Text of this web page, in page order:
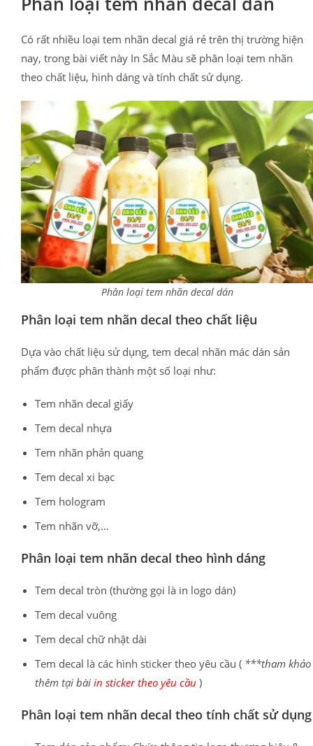
Có rất nhiều loại tem nhãn decal giá rẻ trên thị trường hiện
nay, trong bài viết này In Sắc Màu sẽ phân loại tem nhãn
theo chất liệu, hình dáng và tính chất sử dụng.
Phân loại tem nhãn decal dán
Phân loại tem nhãn decal theo chất liệu
Dựa vào chất liệu sử dụng, tem decal nhãn mác dán sản
phẩm được phân thành một số loại như:
Tem nhãn decal giấy
Tem decal nhựa
Tem nhãn phản quang
Tem decal xi bạc
Tem hologram
Tem nhãn vỡ,…
Phân loại tem nhãn decal theo hình dáng
Tem decal tròn (thường gọi là in logo dán)
Tem decal vuông
Tem decal chữ nhật dài
Tem decal là các hình sticker theo yêu cầu ( ***tham khảo
thêm tại bài in sticker theo yêu cầu )
Phân loại tem nhãn decal theo tính chất sử dụng